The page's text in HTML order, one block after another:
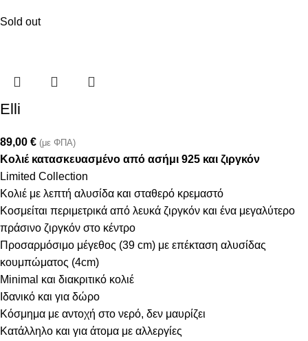
Sold out
Elli
89,00 € (με ΦΠΑ)
Κολιέ κατασκευασμένο από ασήμι 925 και ζιργκόν
Limited Collection
Κολιέ με λεπτή αλυσίδα και σταθερό κρεμαστό
Κοσμείται περιμετρικά από λευκά ζιργκόν και ένα μεγαλύτερο
πράσινο ζιργκόν στο κέντρο
Προσαρμόσιμο μέγεθος (39 cm) με επέκταση αλυσίδας
κουμπώματος (4cm)
Minimal και διακριτικό κολιέ
Ιδανικό και για δώρο
Κόσμημα με αντοχή στο νερό, δεν μαυρίζει
Κατάλληλο και για άτομα με αλλεργίες